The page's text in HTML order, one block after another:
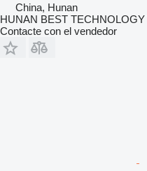
China, Hunan
HUNAN BEST
Contacte con el vendedor